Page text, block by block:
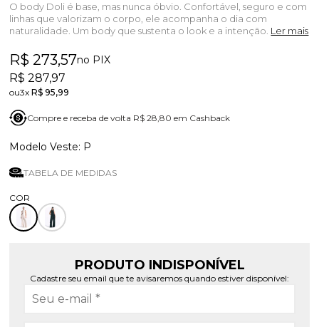
O body Doli é base, mas nunca óbvio. Confortável, seguro e com
linhas que valorizam o corpo, ele acompanha o dia com
naturalidade. Um body que sustenta o look e a intenção. Ler mais
R$ 273,57no PIX
R$ 287,97
3xR$ 95,99
Compre e receba de volta R$ 28,80 em Cashback
P
TABELA DE MEDIDAS
PRODUTO INDISPONÍVEL
Cadastre seu email que te avisaremos quando estiver disponível: